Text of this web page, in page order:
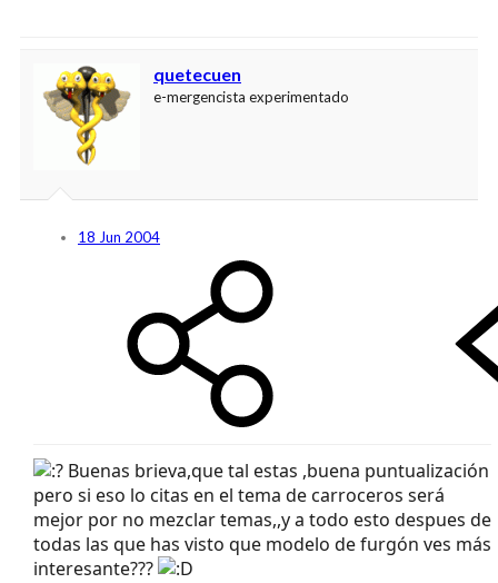
quetecuen
e-mergencista experimentado
18 Jun 2004
Buenas brieva,que tal estas ,buena puntualización
pero si eso lo citas en el tema de carroceros será
mejor por no mezclar temas,,y a todo esto despues de
todas las que has visto que modelo de furgón ves más
interesante???